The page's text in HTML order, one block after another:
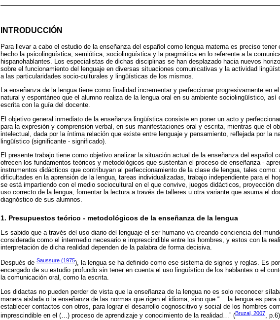
INTRODUCCIÓN
Para llevar a cabo el estudio de la enseñanza del español como lengua materna es preciso tener
hecho la psicolingüística, semiótica, sociolingüística y la pragmática en lo referente a la
hispanohablantes. Los especialistas de dichas disciplinas se han desplazado hacia nuevos
sobre el funcionamiento del lenguaje en diversas situaciones comunicativas y la actividad
a las particularidades socio-culturales y lingüísticas de los mismos.
La enseñanza de la lengua tiene como finalidad incrementar y perfeccionar progresivamente en
natural y espontáneo que el alumno realiza de la lengua oral en su ambiente sociolingüístico, así
escrita con la guía del docente.
El objetivo general inmediato de la enseñanza lingüística consiste en poner un acto y
para la expresión y comprensión verbal, en sus manifestaciones oral y escrita, mientras que el
intelectual, dada por la íntima relación que existe entre lenguaje y pensamiento, reflejada por la
lingüístico (significante - significado).
El presente trabajo tiene como objetivo analizar la situación actual de la enseñanza del español
ofrecen los fundamentos teóricos y metodológicos que sustentan el proceso de enseñanza -
instrumentos didácticos que contribuyan al perfeccionamiento de la clase de lengua, tales
dificultades en la aprensión de la lengua, tareas individualizadas, trabajo independiente para el
se está impartiendo con el medio sociocultural en el que convive, juegos didácticos, proyección
uso correcto de la lengua, fomentar la lectura a través de talleres u otra variante que asuma el
diagnóstico de sus alumnos.
1. Presupuestos teórico - metodológicos de la enseñanza de la lengua
Es sabido que a través del uso diario del lenguaje el ser humano va creando conciencia del
considerada como el intermedio necesario e imprescindible entre los hombres, y estos con la
interpretación de dicha realidad dependen de la palabra de forma decisiva.
Después de Saussure (1975), la lengua se ha definido como ese sistema de signos y reglas. Es
encargado de su estudio profundo sin tener en cuenta el uso lingüístico de los hablantes o el
la comunicación oral, como la escrita.
Los didactas no pueden perder de vista que la enseñanza de la lengua no es solo reconocer
manera aislada o la enseñanza de las normas que rigen el idioma, sino que “… la lengua es para
establecer contactos con otros, para lograr el desarrollo cognoscitivo y social de los hombres
imprescindible en el (…) proceso de aprendizaje y conocimiento de la realidad…” (Bruzal, 2007,